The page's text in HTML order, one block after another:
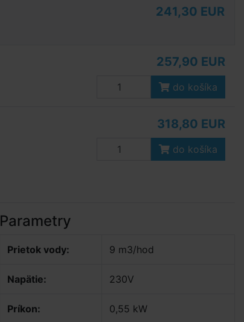
241,30 EUR
257,90 EUR
do košíka
318,80 EUR
do košíka
Parametry
Prietok vody: 9 m3/hod
Napätie: 230V
Príkon: 0,55 kW